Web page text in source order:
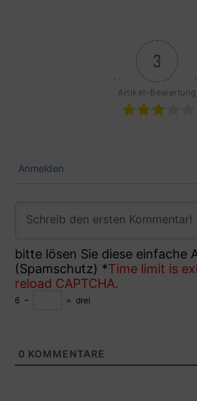
3
Artikel-Bewertung
Anmelden
bitte lösen Sie diese einfache
(Spamschutz) *Time limit is
reload CAPTCHA.
6 − = drei
0 KOMMENTARE